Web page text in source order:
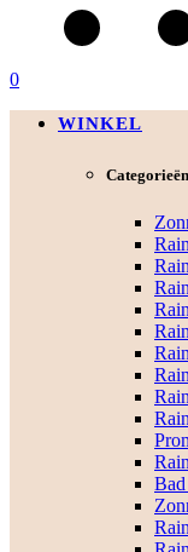
0
WINKEL
Categorieën
Bad